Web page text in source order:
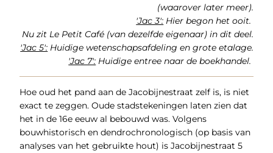
(waarover later meer).
'Jac 3': Hier begon het ooit.
Nu zit Le Petit Café (van dezelfde eigenaar) in dit deel.
'Jac 5': Huidige wetenschapsafdeling en grote etalage.
'Jac 7': Huidige entree naar de boekhandel.
Hoe oud het pand aan de Jacobijnestraat zelf is, is niet
exact te zeggen. Oude stadstekeningen laten zien dat
het in de 16e eeuw al bebouwd was. Volgens
bouwhistorisch en dendrochronologisch (op basis van
analyses van het gebruikte hout) is Jacobijnestraat 5